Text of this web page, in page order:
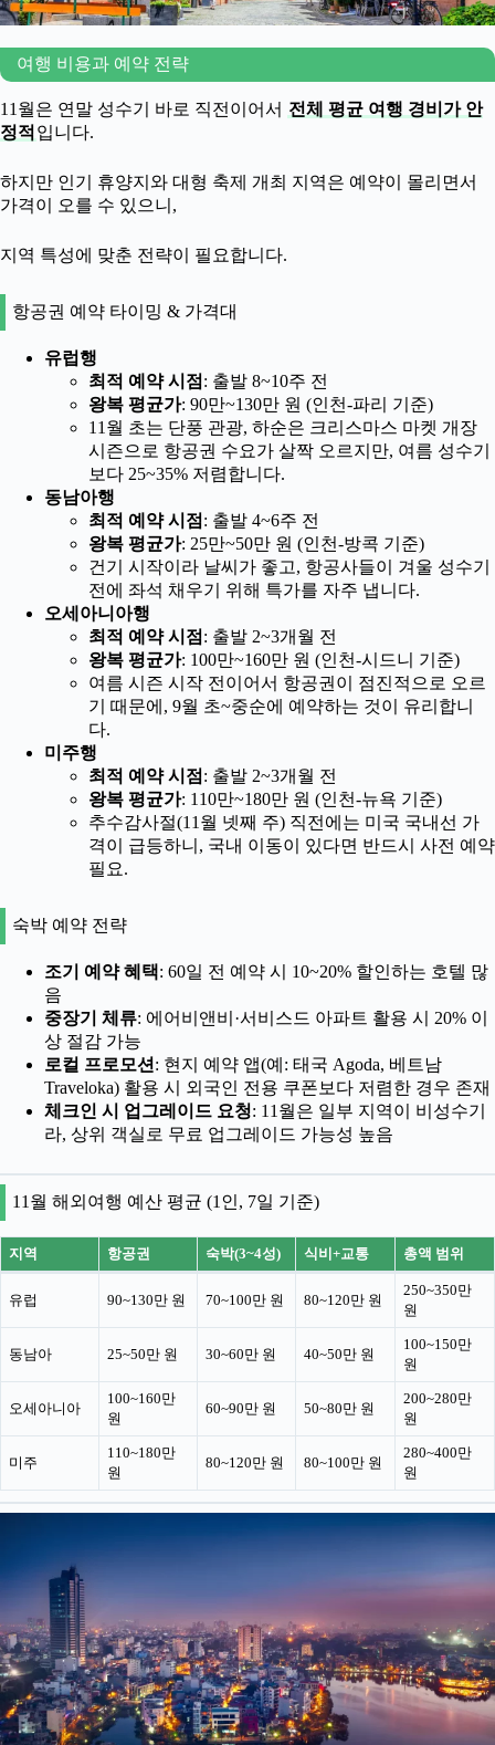
여행 비용과 예약 전략
11월은 연말 성수기 바로 직전이어서 전체 평균 여행 경비가 안
정적 입니다.
하지만 인기 휴양지와 대형 축제 개최 지역은 예약이 몰리면서
가격이 오를 수 있으니,
지역 특성에 맞춘 전략이 필요합니다.
항공권 예약 타이밍 & 가격대
유럽행
최적 예약 시점 : 출발 8~10주 전
왕복 평균가: 90만~130만 원 (인천-파리 기준)
11월 초는 단풍 관광, 하순은 크리스마스 마켓 개장
시즌으로 항공권 수요가 살짝 오르지만, 여름 성수기
보다 25~35% 저렴합니다.
동남아행
최적 예약 시점 : 출발 4~6주 전
왕복 평균가: 25만~50만 원 (인천-방콕 기준)
건기 시작이라 날씨가 좋고, 항공사들이 겨울 성수기
전에 좌석 채우기 위해 특가를 자주 냅니다.
오세아니아행
최적 예약 시점 : 출발 2~3개월 전
왕복 평균가: 100만~160만 원 (인천-시드니 기준)
여름 시즌 시작 전이어서 항공권이 점진적으로 오르
기 때문에, 9월 초~중순에 예약하는 것이 유리합니
다.
미주행
최적 예약 시점 : 출발 2~3개월 전
왕복 평균가: 110만~180만 원 (인천-뉴욕 기준)
추수감사절(11월 넷째 주) 직전에는 미국 국내선 가
격이 급등하니, 국내 이동이 있다면 반드시 사전 예약
필요.
숙박 예약 전략
조기 예약 혜택: 60일 전 예약 시 10~20% 할인하는 호텔 많
음
중장기 체류: 에어비앤비·서비스드 아파트 활용 시 20% 이
상 절감 가능
로컬 프로모션 : 현지 예약 앱(예: 태국 Agoda, 베트남
Traveloka) 활용 시 외국인 전용 쿠폰보다 저렴한 경우 존재
체크인 시 업그레이드 요청: 11월은 일부 지역이 비성수기
라, 상위 객실로 무료 업그레이드 가능성 높음
11월 해외여행 예산 평균 (1인, 7일 기준)
지역 항공권 숙박(3~4성) 식비+교통 총액 범위
유럽 90~130만 원 70~100만 원 80~120만 원
250~350만
원
동남아 25~50만 원 30~60만 원 40~50만 원
100~150만
원
오세아니아
100~160만
원
60~90만 원 50~80만 원
200~280만
원
미주
110~180만
원
80~120만 원 80~100만 원
280~400만
원